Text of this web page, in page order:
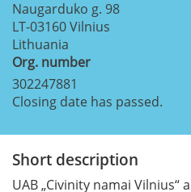
Naugarduko g. 98
LT-03160Vilnius
Lithuania
Org. number
302247881
Closing date has passed.
Short description
UAB „Civinity namai